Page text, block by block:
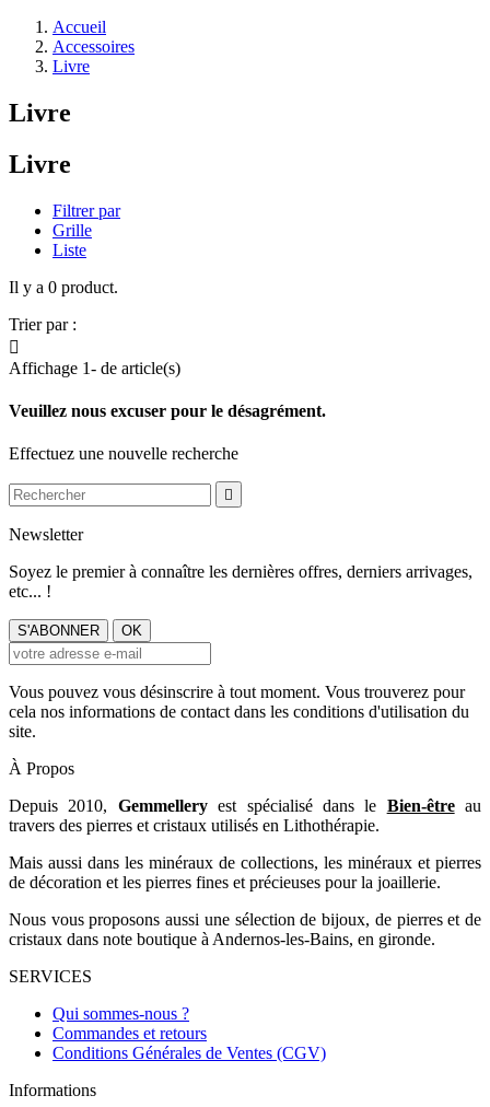
Accueil
Accessoires
Livre
Livre
Livre
Filtrer par
Grille
Liste
Il y a 0 product.
Trier par :

Affichage 1- de article(s)
Veuillez nous excuser pour le désagrément.
Effectuez une nouvelle recherche

Newsletter
Soyez le premier à connaître les dernières offres, derniers arrivages,
etc... !
Vous pouvez vous désinscrire à tout moment. Vous trouverez pour
cela nos informations de contact dans les conditions d'utilisation du
site.
À Propos
Depuis 2010, Gemmelleryest spécialisé dans le Bien-êtreau
travers des pierres et cristaux utilisés en Lithothérapie.
Mais aussi dans les minéraux de collections, les minéraux et pierres
de décoration et les pierres fines et précieuses pour la joaillerie.
Nous vous proposons aussi une sélection de bijoux, de pierres et de
cristaux dans note boutique à Andernos-les-Bains, en gironde.
SERVICES
Qui sommes-nous ?
Commandes et retours
Conditions Générales de Ventes (CGV)
Informations